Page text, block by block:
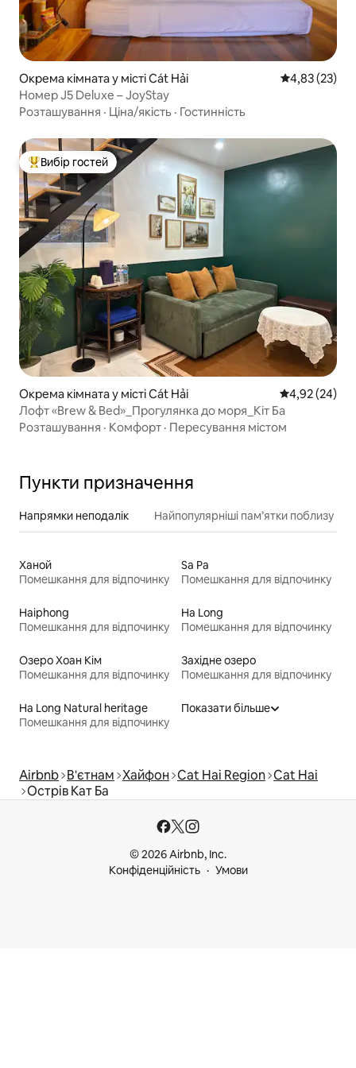
Окрема кімната у місті Cát Hải Середня
4,83 (23)
Номер J5 Deluxe – JoyStay
Розташування · Ціна/якість · Гостинність
Топ вибір гостей
Вибір гостей
Окрема кімната у місті Cát Hải Середня
4,92 (24)
Лофт «Brew & Bed»_Прогулянка до моря_Кіт Ба
Розташування · Комфорт · Пересування містом
Пункти призначення
Напрямки неподалік Найпопулярніші пам’ятки поблизу
Ханой
Помешкання для відпочинку
Sa Pa
Помешкання для відпочинку
Haiphong
Помешкання для відпочинку
Ha Long
Помешкання для відпочинку
Озеро Хоан Кім
Помешкання для відпочинку
Західне озеро
Помешкання для відпочинку
Ha Long Natural heritage
Помешкання для відпочинку
Показати більше
Airbnb В'єтнам Хайфон Cat Hai Region Cat Hai
Острів Кат Ба
© 2026 Airbnb, Inc.
Конфіденційність
Умови